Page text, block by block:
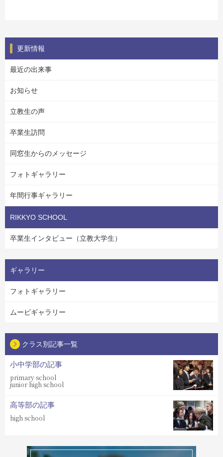
更新情報
最近の出来事
お知らせ
立教生の声
卒業生訪問
同窓生からのメッセージ
フォトギャラリー
年間行事ギャラリー
RIKKYO SCHOOL
卒業生インタビュー（立教大学生）
ギャラリー
フォトギャラリー
ムービギャラリー
クラス別記事一覧
小中学部の記事
primary school
junior high school
高等部の記事
high school